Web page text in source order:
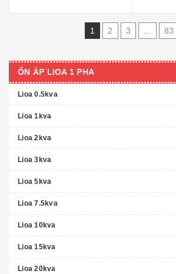
1 2 3 83
ỔN ÁP LIOA 1 PHA
Lioa 0.5kva
Lioa 1kva
Lioa 2kva
Lioa 3kva
Lioa 5kva
Lioa 7.5kva
Lioa 10kva
Lioa 15kva
Lioa 20kva